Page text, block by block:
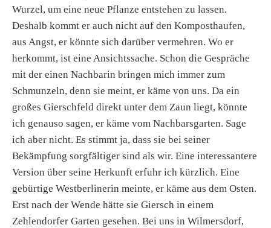
Wurzel, um eine neue Pflanze entstehen zu lassen.
Deshalb kommt er auch nicht auf den Komposthaufen,
aus Angst, er könnte sich darüber vermehren. Wo er
herkommt, ist eine Ansichtssache. Schon die Gespräche
mit der einen Nachbarin bringen mich immer zum
Schmunzeln, denn sie meint, er käme von uns. Da ein
großes Gierschfeld direkt unter dem Zaun liegt, könnte
ich genauso sagen, er käme vom Nachbarsgarten. Sage
ich aber nicht. Es stimmt ja, dass sie bei seiner
Bekämpfung sorgfältiger sind als wir. Eine interessantere
Version über seine Herkunft erfuhr ich kürzlich. Eine
gebürtige Westberlinerin meinte, er käme aus dem Osten.
Erst nach der Wende hätte sie Giersch in einem
Zehlendorfer Garten gesehen. Bei uns in Wilmersdorf,